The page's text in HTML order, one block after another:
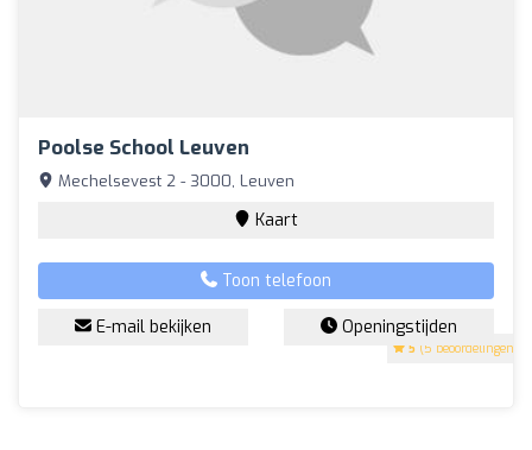
Poolse School Leuven
5 (5 beoordelingen)
Mechelsevest 2 - 3000, Leuven
Kaart
Toon telefoon
E-mail bekijken Openingstijden